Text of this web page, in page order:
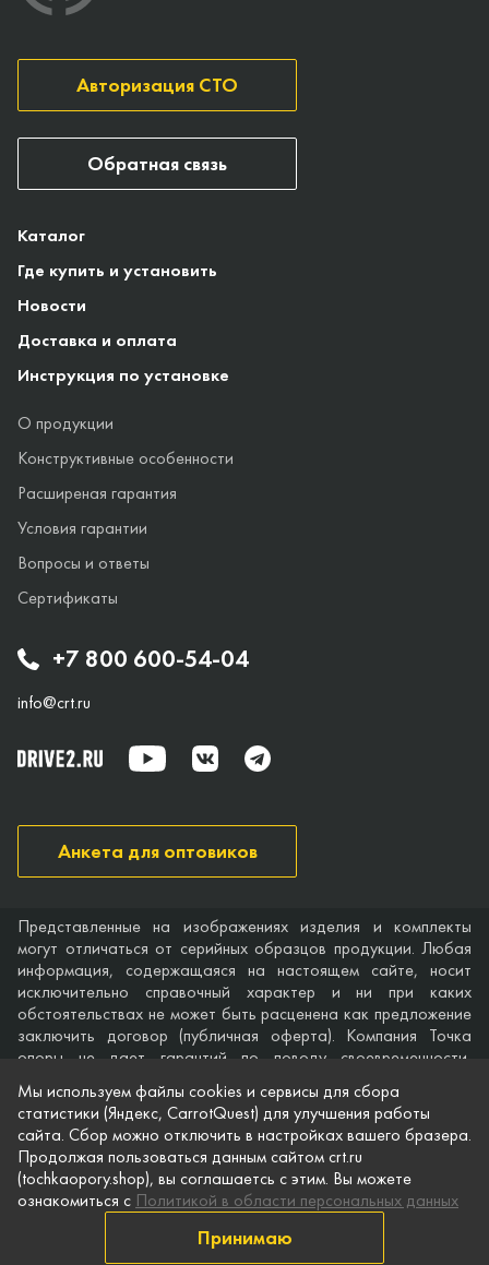
+7 800 600-54-04
info@crt.ru
Каталог
Где купить и установить
Новости
Доставка и оплата
Инструкция по установке
О продукции
Конструктивные особенности
Расширеная гарантия
Условия гарантии
Вопросы и ответы
Сертификаты
Авторизация СТО
Анкета для оптовиков
Обратная связь
Представленные на изображениях изделия и комплекты
могут отличаться от серийных образцов продукции. Любая
информация, содержащаяся на настоящем сайте, носит
исключительно справочный характер и ни при каких
обстоятельствах не может быть расценена как предложение
заключить договор (публичная оферта). Компания Точка
опоры не дает гарантий по поводу своевременности,
точности и полноты информации на веб-сайте, а также по
поводу беспрепятственного доступа к нему в любое время.
Технические характеристики и комплектация изделий,
указанные на сайте, приведены для примера и могут быть
изменены в любое время без предварительного уведомления.
© Точка опоры, 2021–2026
Защита персональной информации
Публичная оферта
Мы используем файлы cookies и сервисы для сбора
статистики (Яндекс, CarrotQuest) для улучшения работы
сайта. Сбор можно отключить в настройках вашего бразера.
Продолжая пользоваться данным сайтом crt.ru
(tochkaopory.shop), вы соглашаетсь с этим. Вы можете
ознакомиться с Политикой в области персональных данных
Принимаю